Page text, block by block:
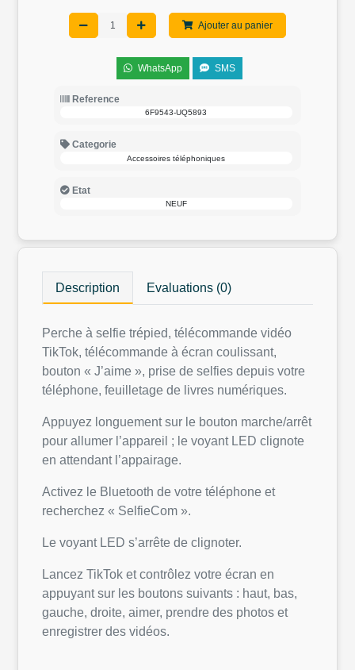
Ajouter au panier
WhatsApp SMS
Reference
6F9543-UQ5893
Categorie
Accessoires téléphoniques
Etat
NEUF
Description Evaluations (0)
Perche à selfie trépied, télécommande vidéo
TikTok, télécommande à écran coulissant,
bouton « J’aime », prise de selfies depuis votre
téléphone, feuilletage de livres numériques.
Appuyez longuement sur le bouton marche/arrêt
pour allumer l’appareil ; le voyant LED clignote
en attendant l’appairage.
Activez le Bluetooth de votre téléphone et
recherchez « SelfieCom ».
Le voyant LED s’arrête de clignoter.
Lancez TikTok et contrôlez votre écran en
appuyant sur les boutons suivants : haut, bas,
gauche, droite, aimer, prendre des photos et
enregistrer des vidéos.